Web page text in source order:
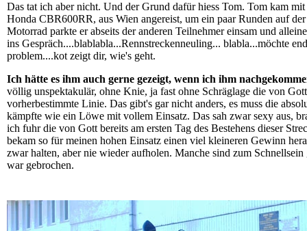
Das tat ich aber nicht. Und der Grund dafür hiess Tom. Tom kam
Honda CBR600RR, aus Wien angereist, um ein paar Runden auf
Motorrad parkte er abseits der anderen Teilnehmer einsam und
ins Gespräch....blablabla...Rennstreckenneuling... blabla...möchte
problem....kot zeigt dir, wie's geht.
Ich hätte es ihm auch gerne gezeigt, wenn ich ihm
völlig unspektakulär, ohne Knie, ja fast ohne Schräglage die von
vorherbestimmte Linie. Das gibt's gar nicht anders, es muss die
kämpfte wie ein Löwe mit vollem Einsatz. Das sah zwar sexy aus,
ich fuhr die von Gott bereits am ersten Tag des Bestehens dieser
bekam so für meinen hohen Einsatz einen viel kleineren Gewinn
zwar halten, aber nie wieder aufholen. Manche sind zum
war gebrochen.